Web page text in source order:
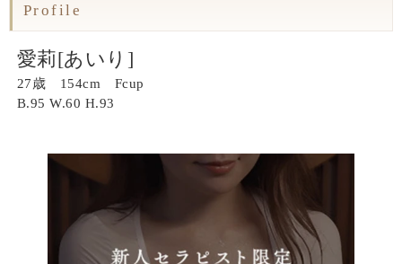
Profile
愛莉[あいり]
27歳 154cm Fcup
B.95W.60 H.93